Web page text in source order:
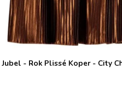
Jubel - Rok Plissé Koper - City